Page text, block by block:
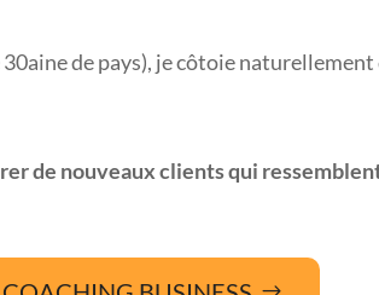
30aine de pays), je côtoie naturellement
de nouveaux clients qui